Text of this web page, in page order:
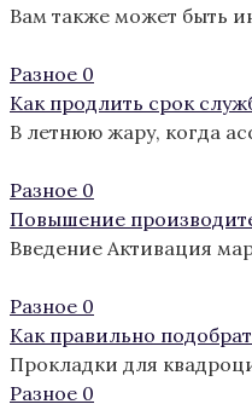
Вам также может быть
Разное 0
Как продлить срок
В летнюю жару, когда
Разное 0
Повышение
Введение Активация
Разное 0
Как правильно
Прокладки для
Разное 0